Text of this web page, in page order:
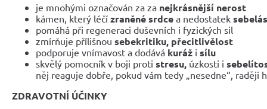
je mnohými označován za za nejkrásnější nerost
kámen, který léčí zraněné srdce a nedostatek
pomáhá při regeneraci duševních i fyzických sil
zmírňuje přílišnou sebekritiku, přecitlivělost
podporuje vnímavost a dodává kuráž i sílu
skvělý pomocník v boji proti stresu, úzkosti i
něj reaguje dobře, pokud vám tedy „nesedne“, raději
ZDRAVOTNÍ ÚČINKY